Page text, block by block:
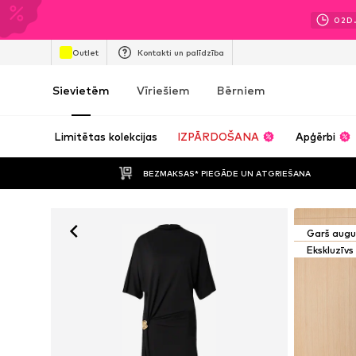
02D.
Outlet Kontakti un palīdzība
Sievietēm Vīriešiem Bērniem
Limitētas kolekcijas IZPĀRDOŠANA Apģērbi
BEZMAKSAS* PIEGĀDE UN ATGRIEŠANA
Garš
Ekskluzīvs